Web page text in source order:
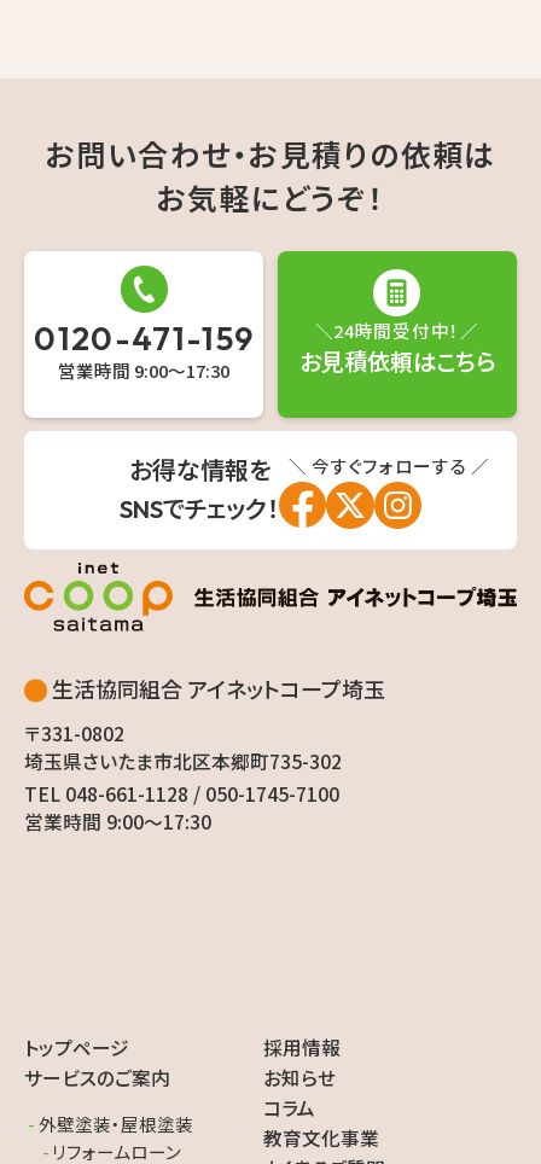
お問い合わせ・お見積りの依頼は
お気軽にどうぞ！
＼ 今すぐフォローする ／
お得な情報を
SNSでチェック！
0120-471-159
営業時間 9:00〜17:30
＼24時間受付中！／
お見積依頼はこちら
生活協同組合 アイネットコープ埼玉
〒331-0802
埼玉県さいたま市北区本郷町735-302
TEL 048-661-1128 / 050-1745-7100
営業時間 9:00〜17:30
トップページ
サービスのご案内
外壁塗装・屋根塗装
リフォームローン
採用情報
お知らせ
コラム
教育文化事業